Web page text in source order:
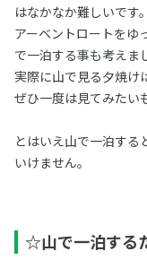
はなかなか難しいです。
アーベントロートをゆ
で一泊する事も考えま
実際に山で見る夕焼け
ぜひ一度は見てみたい
とはいえ山で一泊する
いけません。
☆山で一泊する